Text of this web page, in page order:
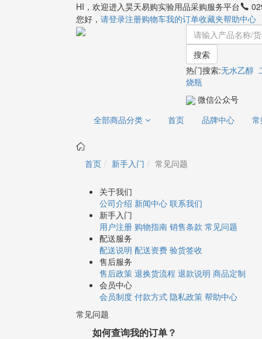
HI，欢迎进入昊天易购实验用品采购服务平台
您好， 请登录注册购物车我的订单收藏夹帮助中心
搜索
热门搜索:无水乙醇
烧瓶
微信公众号
全部商品分类
首页 品牌中心
首页 新手入门 常见问题
关于我们
公司介绍 新闻中心 联系我们
新手入门
用户注册 购物指南 销售条款 常见问题
配送服务
配送说明 配送资费 验货签收
售后服务
售后政策 退换货流程 退款说明 商品定制
会员中心
会员制度 付款方式 隐私政策 帮助中心
常见问题
如何查询我的订单？